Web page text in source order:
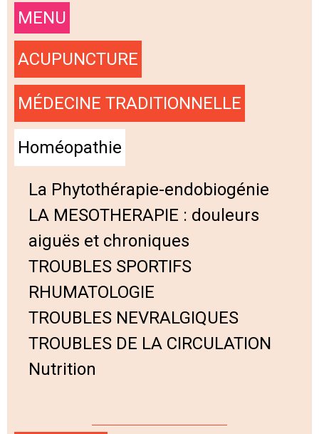
MENU
ACUPUNCTURE
MÉDECINE TRADITIONNELLE
Homéopathie
La Phytothérapie-endobiogénie
LA MESOTHERAPIE : douleurs
aiguës et chroniques
TROUBLES SPORTIFS
RHUMATOLOGIE
TROUBLES NEVRALGIQUES
TROUBLES DE LA CIRCULATION
Nutrition